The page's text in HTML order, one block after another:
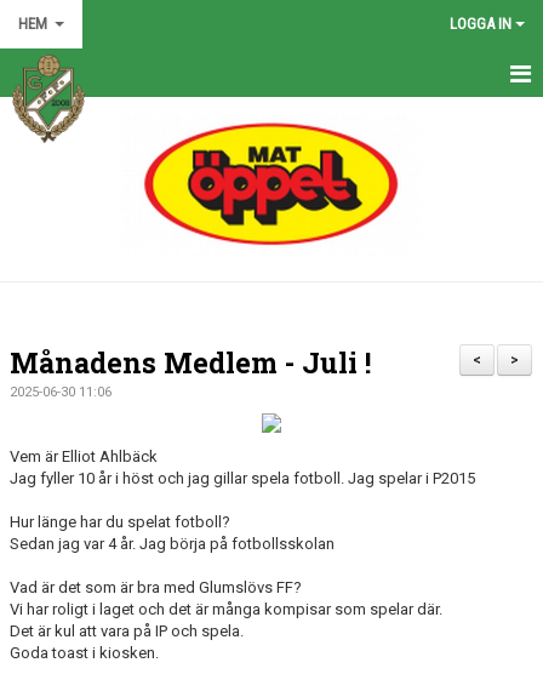
HEM LOGGA IN
HEM
KALENDER
MATCHER
VÅRA LAG
BLI MEDLEM
KLÄDKOLLEKTION
>
<
Månadens Medlem - Juli !
2025-06-30 11:06
Vem är Elliot Ahlbäck
Jag fyller 10 år i höst och jag gillar spela fotboll. Jag spelar i P2015
Hur länge har du spelat fotboll?
Sedan jag var 4 år. Jag börja på fotbollsskolan
Vad är det som är bra med Glumslövs FF?
Vi har roligt i laget och det är många kompisar som spelar där.
Det är kul att vara på IP och spela.
Goda toast i kiosken.